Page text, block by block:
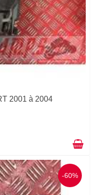
2001 à 2004
-60%